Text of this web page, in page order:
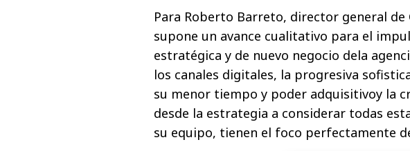
Para Roberto Barreto, director general de
supone un avance cualitativo para el
estratégica y de nuevo negocio dela
los canales digitales, la progresiva
su menor tiempo y poder adquisitivoy la
desde la estrategia a considerar todas
su equipo, tienen el foco perfectamente